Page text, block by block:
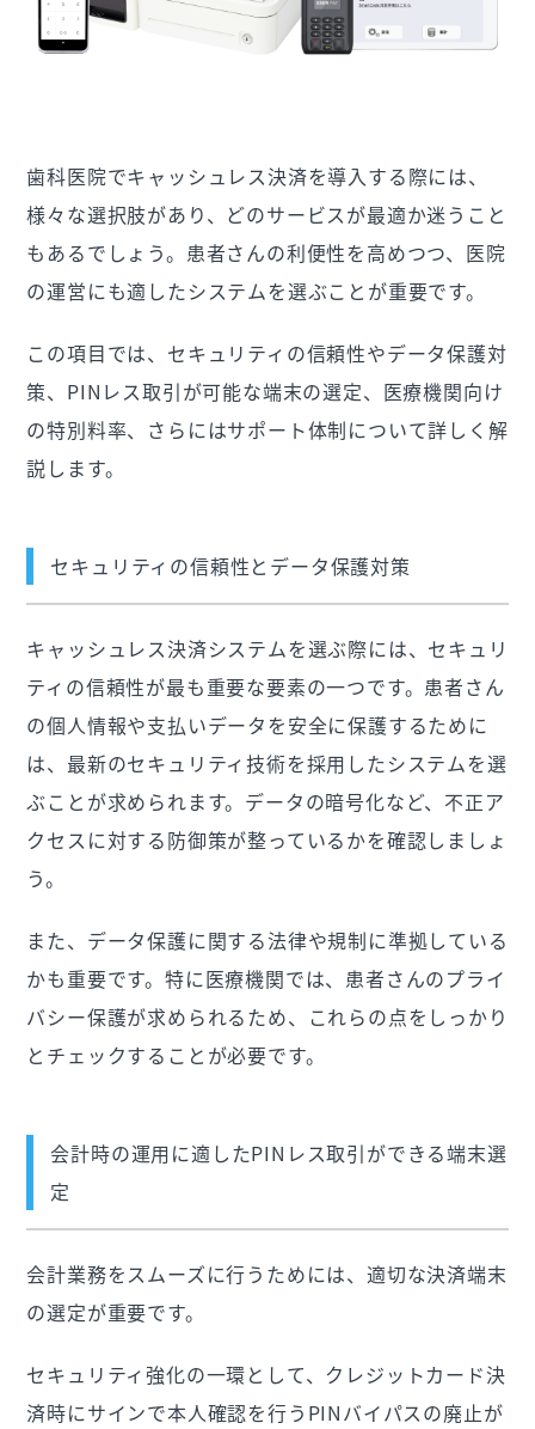
歯科医院でキャッシュレス決済を導入する際には、
様々な選択肢があり、どのサービスが最適か迷うこと
もあるでしょう。患者さんの利便性を高めつつ、医院
の運営にも適したシステムを選ぶことが重要です。
この項目では、セキュリティの信頼性やデータ保護対
策、PINレス取引が可能な端末の選定、医療機関向け
の特別料率、さらにはサポート体制について詳しく解
説します。
セキュリティの信頼性とデータ保護対策
キャッシュレス決済システムを選ぶ際には、セキュリ
ティの信頼性が最も重要な要素の一つです。患者さん
の個人情報や支払いデータを安全に保護するために
は、最新のセキュリティ技術を採用したシステムを選
ぶことが求められます。データの暗号化など、不正ア
クセスに対する防御策が整っているかを確認しましょ
う。
また、データ保護に関する法律や規制に準拠している
かも重要です。特に医療機関では、患者さんのプライ
バシー保護が求められるため、これらの点をしっかり
とチェックすることが必要です。
会計時の運用に適したPINレス取引ができる端末選
定
会計業務をスムーズに行うためには、適切な決済端末
の選定が重要です。
セキュリティ強化の一環として、クレジットカード決
済時にサインで本人確認を行うPINバイパスの廃止が